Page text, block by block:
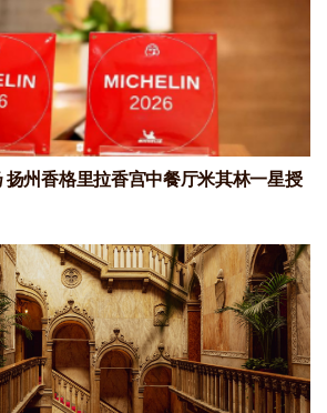
扬州香格里拉香宫中餐厅米其林一星授